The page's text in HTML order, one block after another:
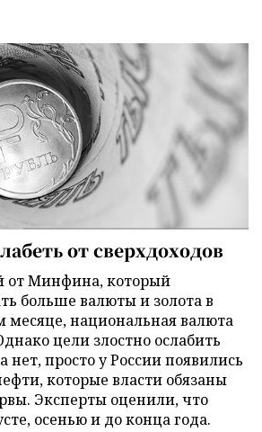
от сверхдоходов
от Минфина, который
больше валюты и золота в
месяце, национальная валюта
цели злостно ослабить
нет, просто у России появились
которые власти обязаны
Эксперты оценили, что
осенью и до конца года.